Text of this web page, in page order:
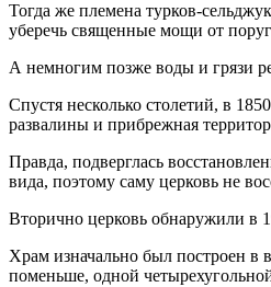
Тогда же племена турков-
уберечь священные мощи от
А немногим позже воды и грязи
Спустя несколько столетий, в
развалины и прибрежная
Правда, подверглась
вида, поэтому саму церковь не
Вторично церковь обнаружили в
Храм изначально был построен в
поменьше, одной